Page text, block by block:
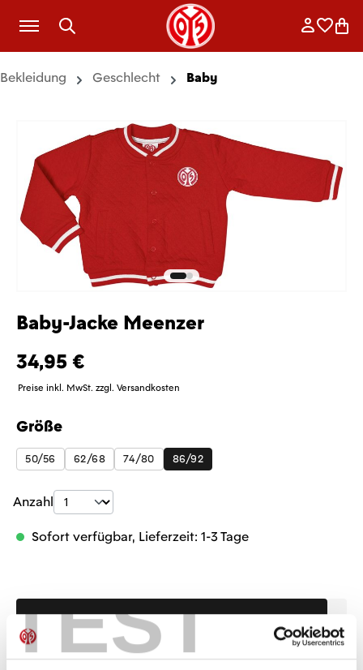
TEST
Zum Hauptinhalt springen
Bekleidung Geschlecht Baby
Baby-Jacke Meenzer
34,95 €
Preise inkl. MwSt. zzgl. Versandkosten
Größe
auswählen
50/56 62/68 74/80 86/92
Produkt Anzahl: Gib den gewünschten
Anzahl
Sofort verfügbar, Lieferzeit: 1-3 Tage
IN DEN WARENKORB